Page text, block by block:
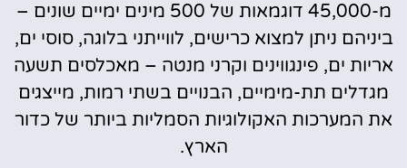
מ-45,000 דוגמאות של 500 מינים ימיים שונים –
ביניהם ניתן למצוא כרישים, לווייתני בלוגה, סוסי ים,
אריות ים, פינגווינים וקרני מנטה – מאכלסים תשעה
מגדלים תת-מימיים, הבנויים בשתי רמות, מייצגים
את המערכות האקולוגיות הסמליות ביותר של כדור
הארץ.